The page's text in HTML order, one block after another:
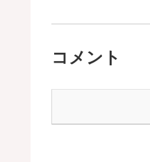
コメント